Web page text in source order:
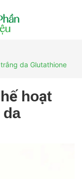
da Glutathione
hoạt
da